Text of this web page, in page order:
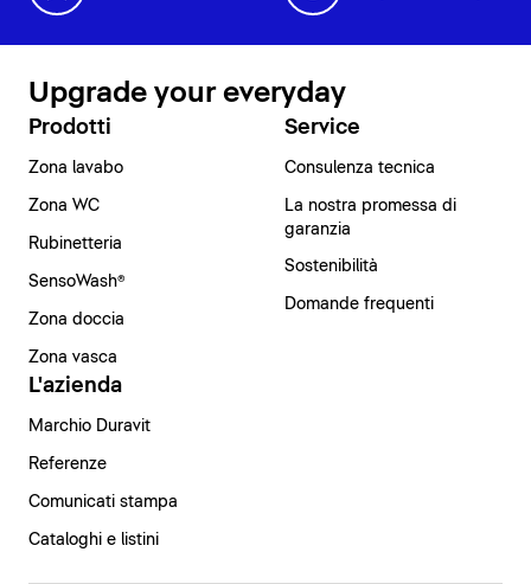
Upgrade your everyday
Prodotti
Zona lavabo
Zona WC
Rubinetteria
SensoWash®
Zona doccia
Zona vasca
Service
Consulenza tecnica
La nostra promessa di
garanzia
Sostenibilità
Domande frequenti
L'azienda
Marchio Duravit
Referenze
Comunicati stampa
Cataloghi e listini